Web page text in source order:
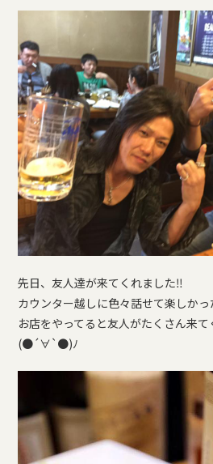
先日、友人達が来てくれました‼︎
カウンター越しに色々話せて楽しか
お店をやってると友人がたくさん来
(●´∀`●)ﾉ